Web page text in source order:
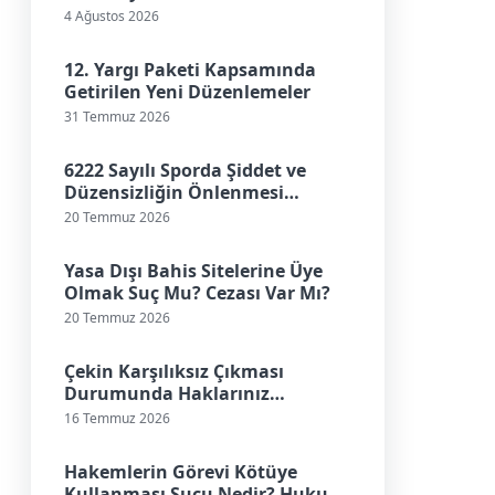
Ne Kadardır?
4 Ağustos 2026
12. Yargı Paketi Kapsamında
Getirilen Yeni Düzenlemeler
31 Temmuz 2026
6222 Sayılı Sporda Şiddet ve
Düzensizliğin Önlenmesi
Kanunu Nedir?
20 Temmuz 2026
Yasa Dışı Bahis Sitelerine Üye
Olmak Suç Mu? Cezası Var Mı?
20 Temmuz 2026
Çekin Karşılıksız Çıkması
Durumunda Haklarınız
Nelerdir?
16 Temmuz 2026
Hakemlerin Görevi Kötüye